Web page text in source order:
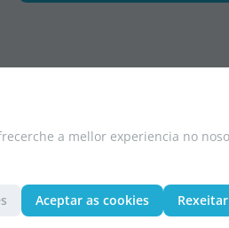
a mellor experiencia no
Aceptar as cookies